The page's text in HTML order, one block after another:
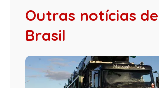
Outras notícias de
Brasil